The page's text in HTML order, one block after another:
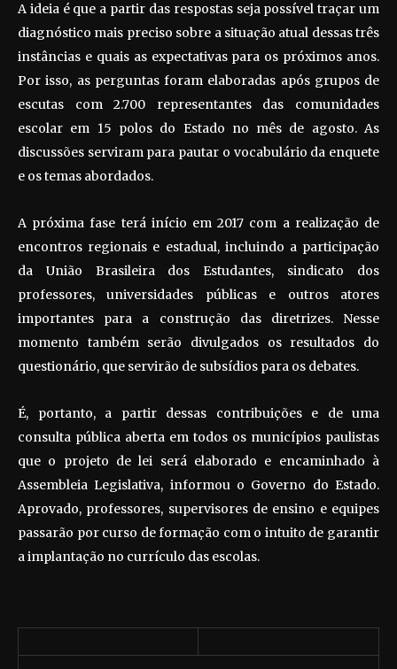
A ideia é que a partir das respostas seja possível traçar um
diagnóstico mais preciso sobre a situação atual dessas três
instâncias e quais as expectativas para os próximos anos.
Por isso, as perguntas foram elaboradas após grupos de
escutas com 2.700 representantes das comunidades
escolar em 15 polos do Estado no mês de agosto. As
discussões serviram para pautar o vocabulário da enquete
e os temas abordados.
A próxima fase terá início em 2017 com a realização de
encontros regionais e estadual, incluindo a participação
da União Brasileira dos Estudantes, sindicato dos
professores, universidades públicas e outros atores
importantes para a construção das diretrizes. Nesse
momento também serão divulgados os resultados do
questionário, que servirão de subsídios para os debates.
É, portanto, a partir dessas contribuições e de uma
consulta pública aberta em todos os municípios paulistas
que o projeto de lei será elaborado e encaminhado à
Assembleia Legislativa, informou o Governo do Estado.
Aprovado, professores, supervisores de ensino e equipes
passarão por curso de formação com o intuito de garantir
a implantação no currículo das escolas.